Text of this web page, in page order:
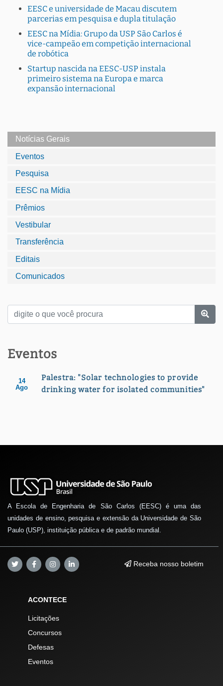
EESC e universidade de Macau discutem
parcerias em pesquisa e dupla titulação
EESC na Mídia: Grupo da USP São Carlos é
vice-campeão em competição internacional
de robótica
Startup nascida na EESC-USP instala
primeiro sistema na Europa e marca
expansão internacional
Notícias Gerais
Eventos
Pesquisa
EESC na Mídia
Prêmios
Vestibular
Transferência
Editais
Comunicados
Eventos
14
Ago
Palestra: "Solar technologies to provide
drinking water for isolated communities"
A Escola de Engenharia de São Carlos (EESC) é uma das
unidades de ensino, pesquisa e extensão da Universidade de São
Paulo (USP), instituição pública e de padrão mundial.
Receba nosso boletim
ACONTECE
Licitações
Concursos
Defesas
Eventos